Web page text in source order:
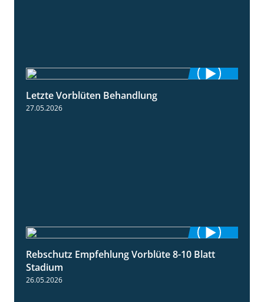
Letzte Vorblüten Behandlung
27.05.2026
1:55
Rebschutz Empfehlung Vorblüte 8-10 Blatt
Stadium
26.05.2026